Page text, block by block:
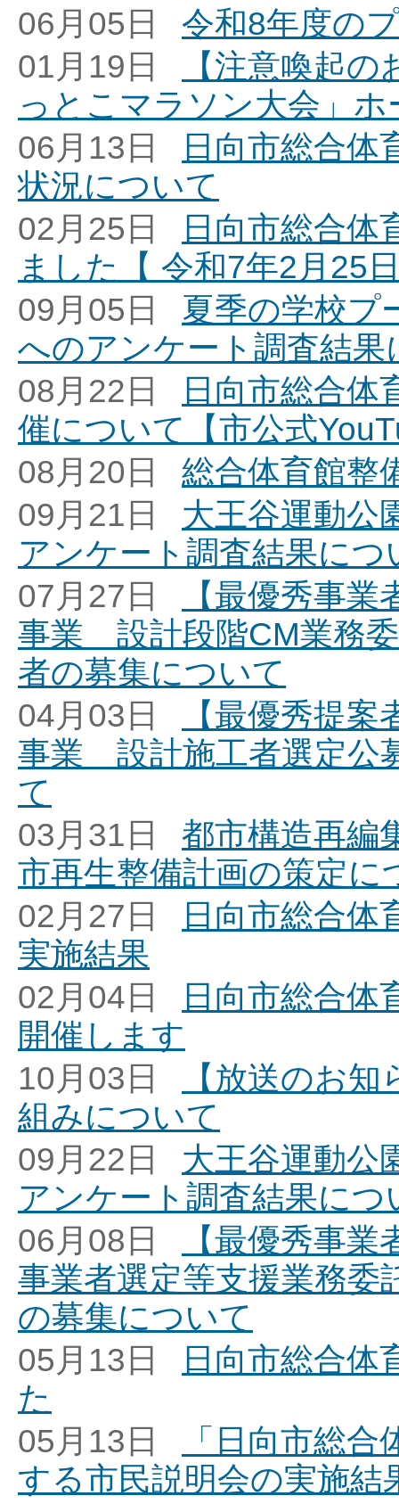
06月05日
令和8年度の
01月19日
【注意喚起
っとこマラソン大会」
06月13日
日向市総合体
状況について
02月25日
日向市総合体
ました【 令和7年2月25
09月05日
夏季の学校プ
へのアンケート調査結果
08月22日
日向市総合体
催について【市公式
08月20日
総合体育館整
09月21日
大王谷運動公
アンケート調査結果につ
07月27日
【最優秀事
事業 設計段階CM業務
者の募集について
04月03日
【最優秀提
事業 設計施工者選定公
て
03月31日
都市構造再編
市再生整備計画の策定に
02月27日
日向市総合体
実施結果
02月04日
日向市総合体
開催します
10月03日
【放送のお
組みについて
09月22日
大王谷運動公
アンケート調査結果につ
06月08日
【最優秀事
事業者選定等支援業務
の募集について
05月13日
日向市総合体
た
05月13日
「日向市総
する市民説明会の実施結